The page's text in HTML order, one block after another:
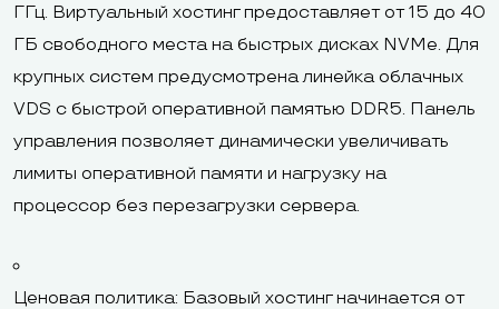
ГГц. Виртуальный хостинг предоставляет от 15 до 40
ГБ свободного места на быстрых дисках NVMe. Для
крупных систем предусмотрена линейка облачных
VDS с быстрой оперативной памятью DDR5. Панель
управления позволяет динамически увеличивать
лимиты оперативной памяти и нагрузку на
процессор без перезагрузки сервера.
Ценовая политика: Базовый хостинг начинается от